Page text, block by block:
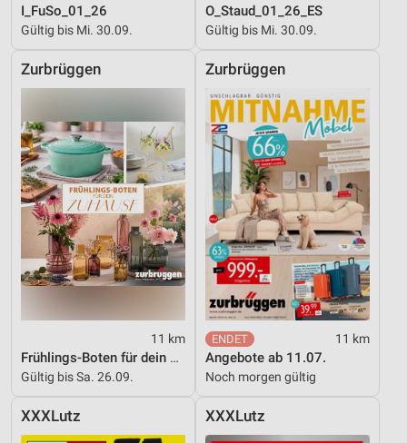
I_FuSo_01_26
Gültig bis Mi. 30.09.
O_Staud_01_26_ES
Gültig bis Mi. 30.09.
Zurbrüggen
11 km
Frühlings-Boten für dein Zuhause
Gültig bis Sa. 26.09.
Zurbrüggen
11 km
Angebote ab 11.07.
Noch morgen gültig
XXXLutz XXXLutz